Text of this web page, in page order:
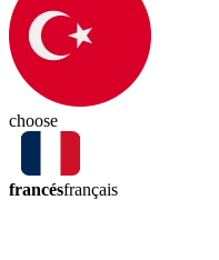
choose
francésfrançais